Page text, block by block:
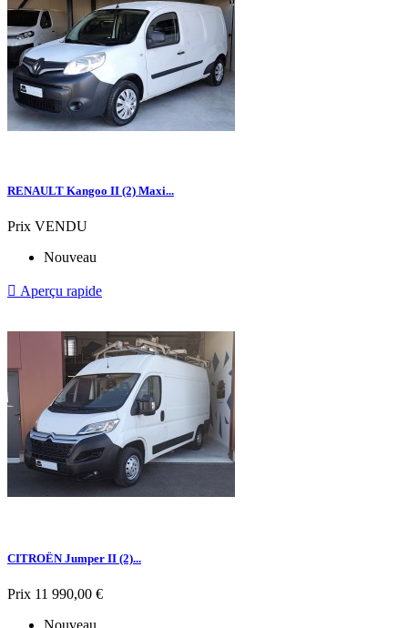
RENAULT Kangoo II (2) Maxi...
Prix VENDU
Nouveau
 Aperçu rapide
CITROËN Jumper II (2)...
Prix 11 990,00 €